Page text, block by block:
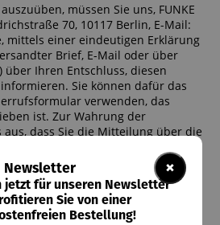
müssen Sie uns, FUNKE
70, 10117 Berlin, E-Mail:
mittels einer eindeutigen Erklärung
Brief, E-Mail oder über
Ihren Entschluss, diesen
Sie können dafür das
verwenden, das
ist. Zur Wahrung der
dass Sie die Mitteilung über die
vor Ablauf der
widerrufen, haben wir Ihnen alle
×
Newsletter
jetzt für unseren Newsletter
Sie von einer
Bestellung!